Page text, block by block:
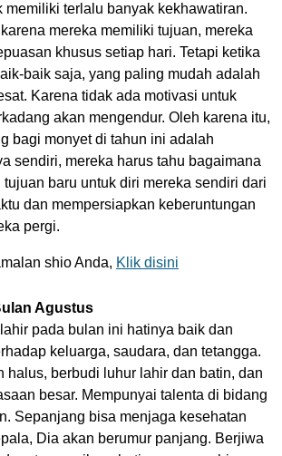
memiliki terlalu banyak kekhawatiran.
mereka memiliki tujuan, mereka
khusus setiap hari. Tetapi ketika
baik saja, yang paling mudah adalah
Karena tidak ada motivasi untuk
akan mengendur. Oleh karena itu,
bagi monyet di tahun ini adalah
sendiri, mereka harus tahu bagaimana
tujuan baru untuk diri mereka sendiri dari
dan mempersiapkan keberuntungan
pergi.
shio Anda, Klik disini
Agustus
pada bulan ini hatinya baik dan
keluarga, saudara, dan tetangga.
halus, berbudi luhur lahir dan batin, dan
besar. Mempunyai talenta di bidang
Sepanjang bisa menjaga kesehatan
Dia akan berumur panjang. Berjiwa